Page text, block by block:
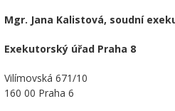
Mgr. Jana Kalistová, soudní
Exekutorský úřad Praha 8
Vilímovská 671/10
160 00 Praha 6